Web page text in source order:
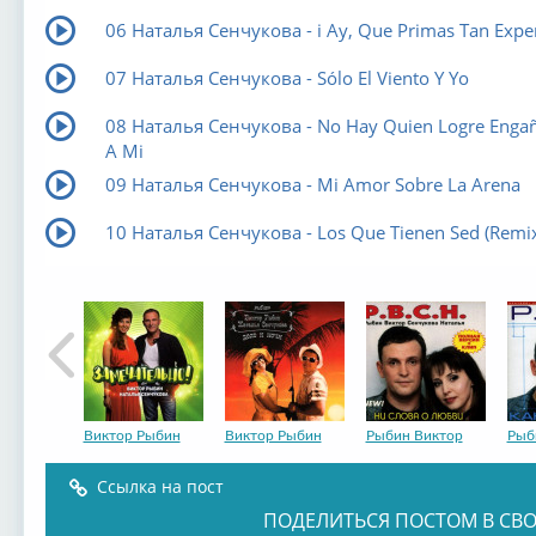
06 Наталья Сенчукова - i Ay, Que Primas Tan
07 Наталья Сенчукова - Sólo El Viento Y Yo
08 Наталья Сенчукова - No Hay Quien Logre
A Mi
09 Наталья Сенчукова - Mi Amor Sobre La Arena
10 Наталья Сенчукова - Los Que Tienen Sed
Виктор Рыбин Виктор Рыбин Рыбин Виктор
Ссылка на пост
ПОДЕЛИТЬСЯ ПОСТОМ В